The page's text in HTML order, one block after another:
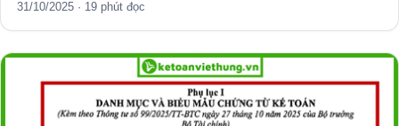
31/10/2025 · 19 phút đọc